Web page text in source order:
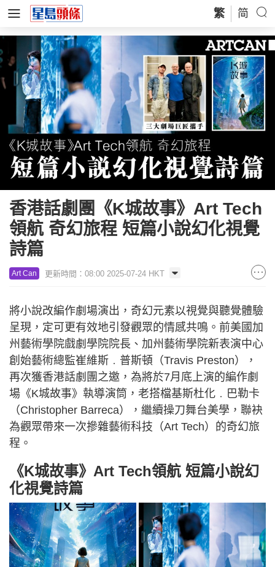
繁 简
香港話劇團《K城故事》Art Tech
領航 奇幻旅程 短篇小說幻化視覺
詩篇
Art Can 更新時間：08:00 2025-07-24 HKT
將小說改編作劇場演出，奇幻元素以視覺與聽覺體驗
呈現，定可更有效地引發觀眾的情感共鳴。前美國加
州藝術學院戲劇學院院長、加州藝術學院新表演中心
創始藝術總監崔維斯﹒普斯頓（Travis Preston），
再次獲香港話劇團之邀，為將於7月底上演的編作劇
場《K城故事》執導演筒，老搭檔基斯杜化﹒巴勒卡
（Christopher Barreca），繼續操刀舞台美學，聯袂
為觀眾帶來一次摻雜藝術科技（Art Tech）的奇幻旅
程。
《K城故事》Art Tech領航 短篇小說幻
化視覺詩篇